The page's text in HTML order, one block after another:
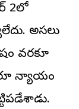
2లో
అసలు
వరకూ
న్యాయం